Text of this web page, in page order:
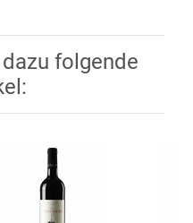
folgende